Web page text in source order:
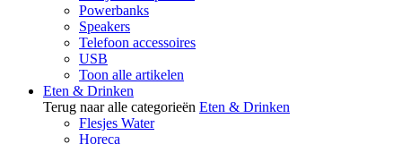
Powerbanks
Speakers
Telefoon accessoires
USB
Toon alle artikelen
Eten & Drinken
Terug naar alle categorieën Eten & Drinken
Flesjes Water
Horeca